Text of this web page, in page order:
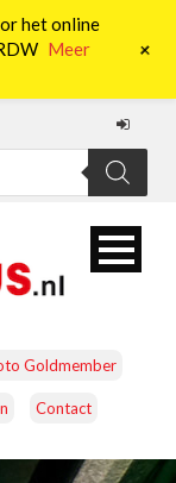
Goldmember
Contact
het online
Meer
+